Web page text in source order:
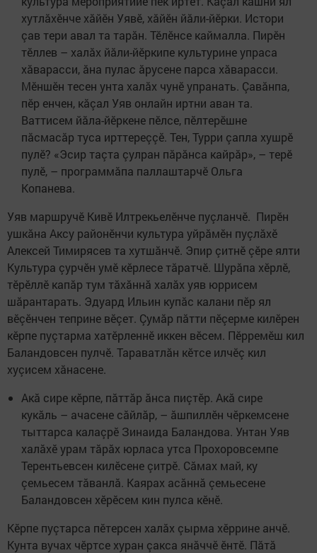
хутлăхӗнче хăйӗн Уявӗ, хăйӗн йăли-йӗрки. Истори
çав тери авал та тарăн. Тӗлӗнсе каймалла. Пирӗн
тӗллев – халăх йăли-йӗркипе культурине упраса
хăварасси, ăна пулас ăрусене парса хăварасси.
Мӗншӗн тесен унта халăх чунӗ упранать. Çавăнпа,
пӗр енчен, кăçал Уяв онлайн иртни аван та.
Ваттисем йăла-йӗркене пӗлсе, пӗлтерӗшне
пăсмасăр туса ирттереççӗ. Тен, Турри çапла хушрӗ
пулӗ? «Эсир таçта çулран пăрăнса кайрăр», – терӗ
пулӗ, – программăпа паллаштарчӗ Ольга
Копанева.
Уяв маршручӗ Кивӗ Илтрекьелӗнче пуçланчӗ. Пирӗн
ушкăна Аксу районӗнчи культура уйрăмӗн пуçлăхӗ
Алексей Тимирясев та хутшăнчӗ. Эпир çитнӗ çӗре ялти
Культура çурчӗн умӗ кӗрлесе тăратчӗ. Шурăпа хӗрлӗ,
тӗрӗллӗ капăр тум тăхăннă халăх уяв юррисем
шăрантарать. Эдуард Ильин купăс калани пӗр ял
вӗçӗнчен теприне вӗçет. Çумăр пăтти пӗçерме килӗрен
кӗрпе пуçтарма хатӗрленнӗ иккен вӗсем. Пӗрремӗш кил
Баландовсен пулчӗ. Тараватлăн кӗтсе илчӗç кил
хуçисем хăнасене.
Акă сире кӗрпе, пăттăр ăнса пиçтӗр. Акă сире
кукăль – ачасене сăйлăр, – ăшпиллӗн чӗркемсене
тыттарса калаçрӗ Зинаида Баландова. Унтан Уяв
халăхӗ урам тăрăх юрласа утса Прохоровсемпе
Терентьевсен килӗсене çитрӗ. Сăмах май, ку
çемьесем тăванлă. Каярах асăннă çемьесене
Баландовсен хӗрӗсем кин пулса кӗнӗ.
Кӗрпе пуçтарса пӗтерсен халăх çырма хӗррине анчӗ.
Кунта вучах чӗртсе хуран çакса янăччӗ ӗнтӗ. Пăтă